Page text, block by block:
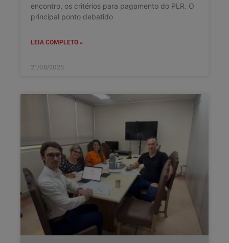
encontro, os critérios para pagamento do PLR. O
principal ponto debatido
LEIA COMPLETO »
21/08/2025